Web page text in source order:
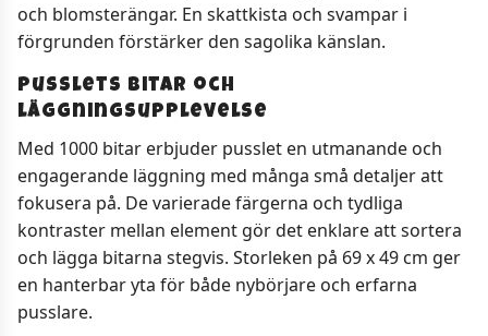
och blomsterängar. En skattkista och svampar i
förgrunden förstärker den sagolika känslan.
Pusslets bitar och
läggningsupplevelse
Med 1000 bitar erbjuder pusslet en utmanande och
engagerande läggning med många små detaljer att
fokusera på. De varierade färgerna och tydliga
kontraster mellan element gör det enklare att sortera
och lägga bitarna stegvis. Storleken på 69 x 49 cm ger
en hanterbar yta för både nybörjare och erfarna
pusslare.